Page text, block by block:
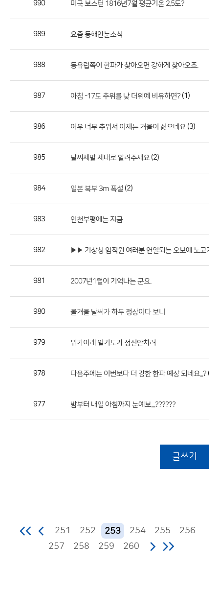
론
호,
록
공
990 미국 보스턴 1816년7월 평균기온 2.5도?
989 요즘 동해안눈소식
988 동유럽쪽이 한파가 찾아오면 강하게 찾아오죠.
987 아침 -17도 추위를 낮 더위에 비유하면? (1)
986 어우 너무 추워서 이제는 겨울이 싫으네요 (3)
985 날씨제발 제대로 알려주새요 (2)
984 일본 북부 3m 폭설 (2)
983 인천부평에는 지금
982 ▶▶ 기상청 임직원 여러분 연일되는 오보에 노고가 참
981 2007년1월이 기억나는 군요.
980 올겨울 날씨가 하두 정상이다 보니
979 뭐가이래 일기도가 정신안차려
978 다음주에는 이번보다 더 강한 한파 예상 되네요...? (1)
977 밤부터 내일 아침까지 눈예보....??????
글쓰기
251 252 253 254 255
256
257
258 259 260